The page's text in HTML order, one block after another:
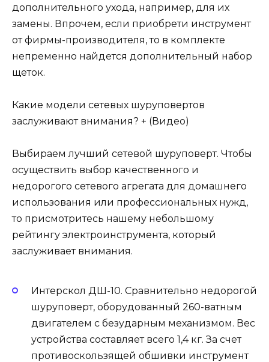
дополнительного ухода, например, для их
замены. Впрочем, если приобрети инструмент
от фирмы-производителя, то в комплекте
непременно найдется дополнительный набор
щеток.
Какие модели сетевых шуруповертов
заслуживают внимания? + (Видео)
Выбираем лучший сетевой шуруповерт. Чтобы
осуществить выбор качественного и
недорогого сетевого агрегата для домашнего
использования или профессиональных нужд,
то присмотритесь нашему небольшому
рейтингу электроинструмента, который
заслуживает внимания.
Интерскол ДШ-10. Сравнительно недорогой
шуруповерт, оборудованный 260-ватным
двигателем с безударным механизмом. Вес
устройства составляет всего 1,4 кг. За счет
противоскользящей обшивки инструмент